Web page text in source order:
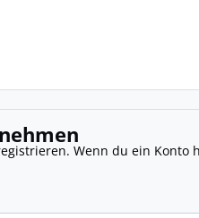
Wenn du ein Konto